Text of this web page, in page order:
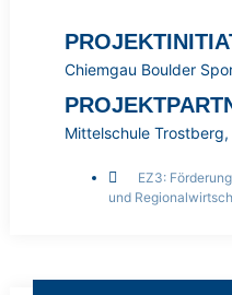
Chiemgau Boulder
Mittelschule Trostberg,
EZ3:
und